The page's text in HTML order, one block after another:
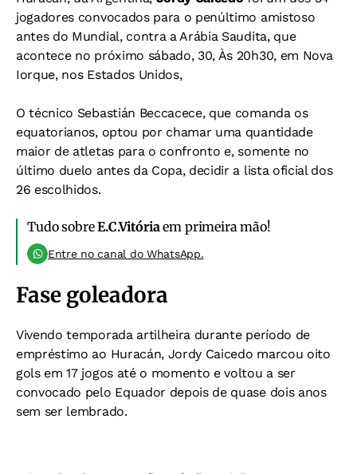
jogadores convocados para o penúltimo amistoso
antes do Mundial, contra a Arábia Saudita, que
acontece no próximo sábado, 30, Às 20h30, em Nova
Iorque, nos Estados Unidos,
O técnico Sebastián Beccacece, que comanda os
equatorianos, optou por chamar uma quantidade
maior de atletas para o confronto e, somente no
último duelo antes da Copa, decidir a lista oficial dos
26 escolhidos.
Tudo sobreE.C.Vitória em primeira mão!
Entre no canal do WhatsApp.
Fase goleadora
Vivendo temporada artilheira durante período de
empréstimo ao Huracán, Jordy Caicedo marcou oito
gols em 17 jogos até o momento e voltou a ser
convocado pelo Equador depois de quase dois anos
sem ser lembrado.